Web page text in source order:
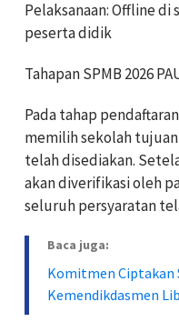
Pelaksanaan: Offline di
peserta didik
Tahapan SPMB 2026
Pada tahap
memilih sekolah
telah disediakan.
akan diverifikasi oleh
seluruh persyaratan
Baca juga:
Komitmen Ciptakan
Kemendikdasmen